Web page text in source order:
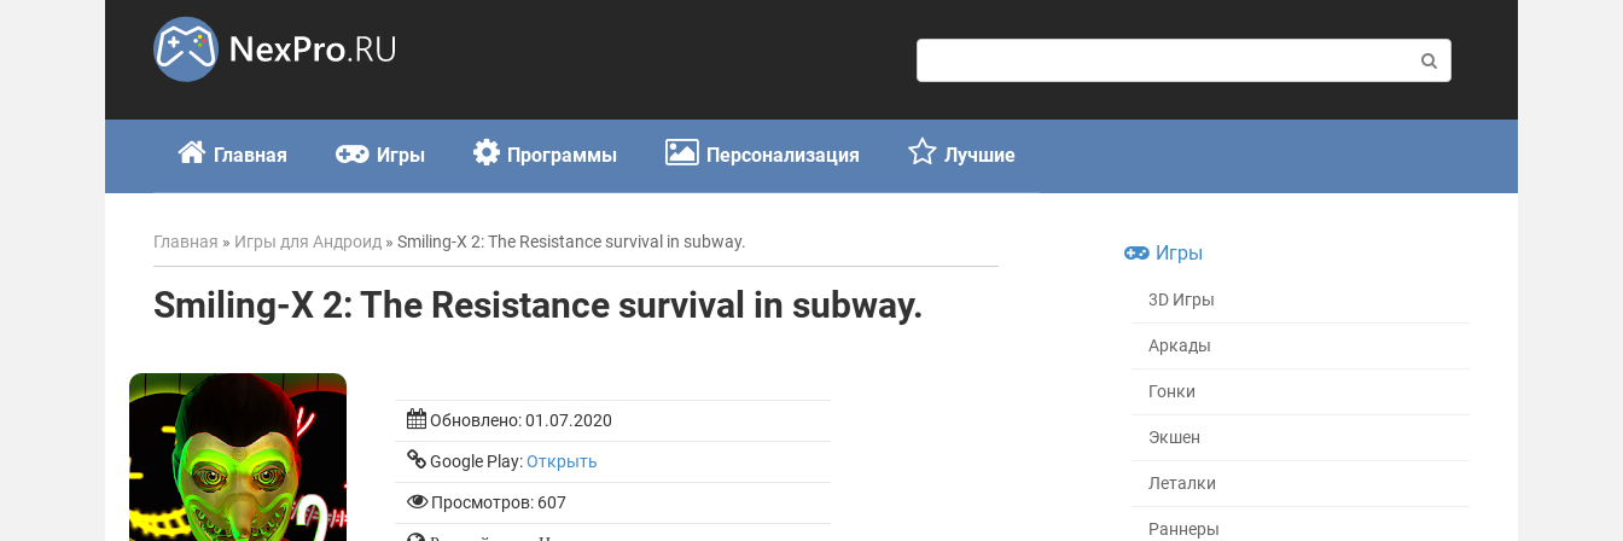
о
с
к
:
Главная Игры Программы Персонализация Лучшие
Главная » Игры для Андроид » Smiling-X 2: The Resistance survival in subway.
Smiling-X 2: The Resistance survival in subway.
Обновлено:01.07.2020
Google Play:Открыть
Просмотров: 607
Игры
3D Игры
Аркады
Гонки
Экшен
Леталки
Раннеры